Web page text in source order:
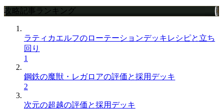
攻略記事ランキング
ラティカエルフのローテーションデッキレシピと立ち
回り
1
鋼鉄の魔獣・レガロアの評価と採用デッキ
2
次元の超越の評価と採用デッキ